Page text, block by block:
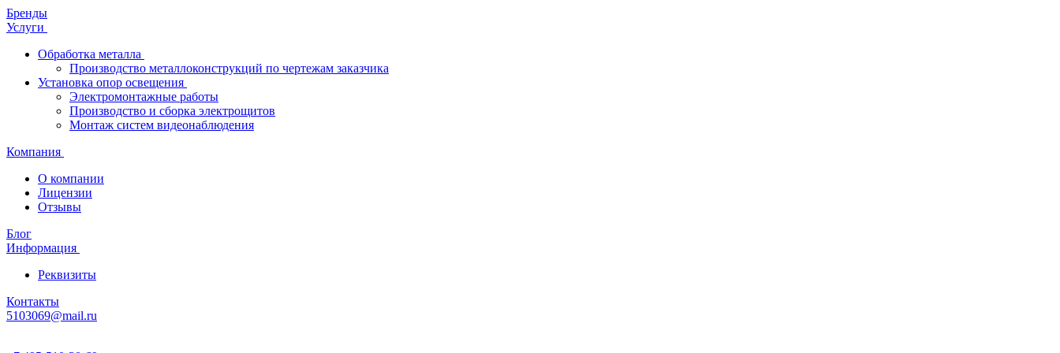
Бренды
Услуги
Обработка металла
Производство металлоконструкций по чертежам заказчика
Установка опор освещения
Электромонтажные работы
Производство и сборка электрощитов
Монтаж систем видеонаблюдения
Компания
О компании
Лицензии
Отзывы
Блог
Информация
Реквизиты
Контакты
5103069@mail.ru